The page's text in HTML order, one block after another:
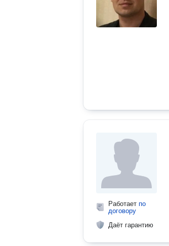
Работает по
договору
Даёт гарантию